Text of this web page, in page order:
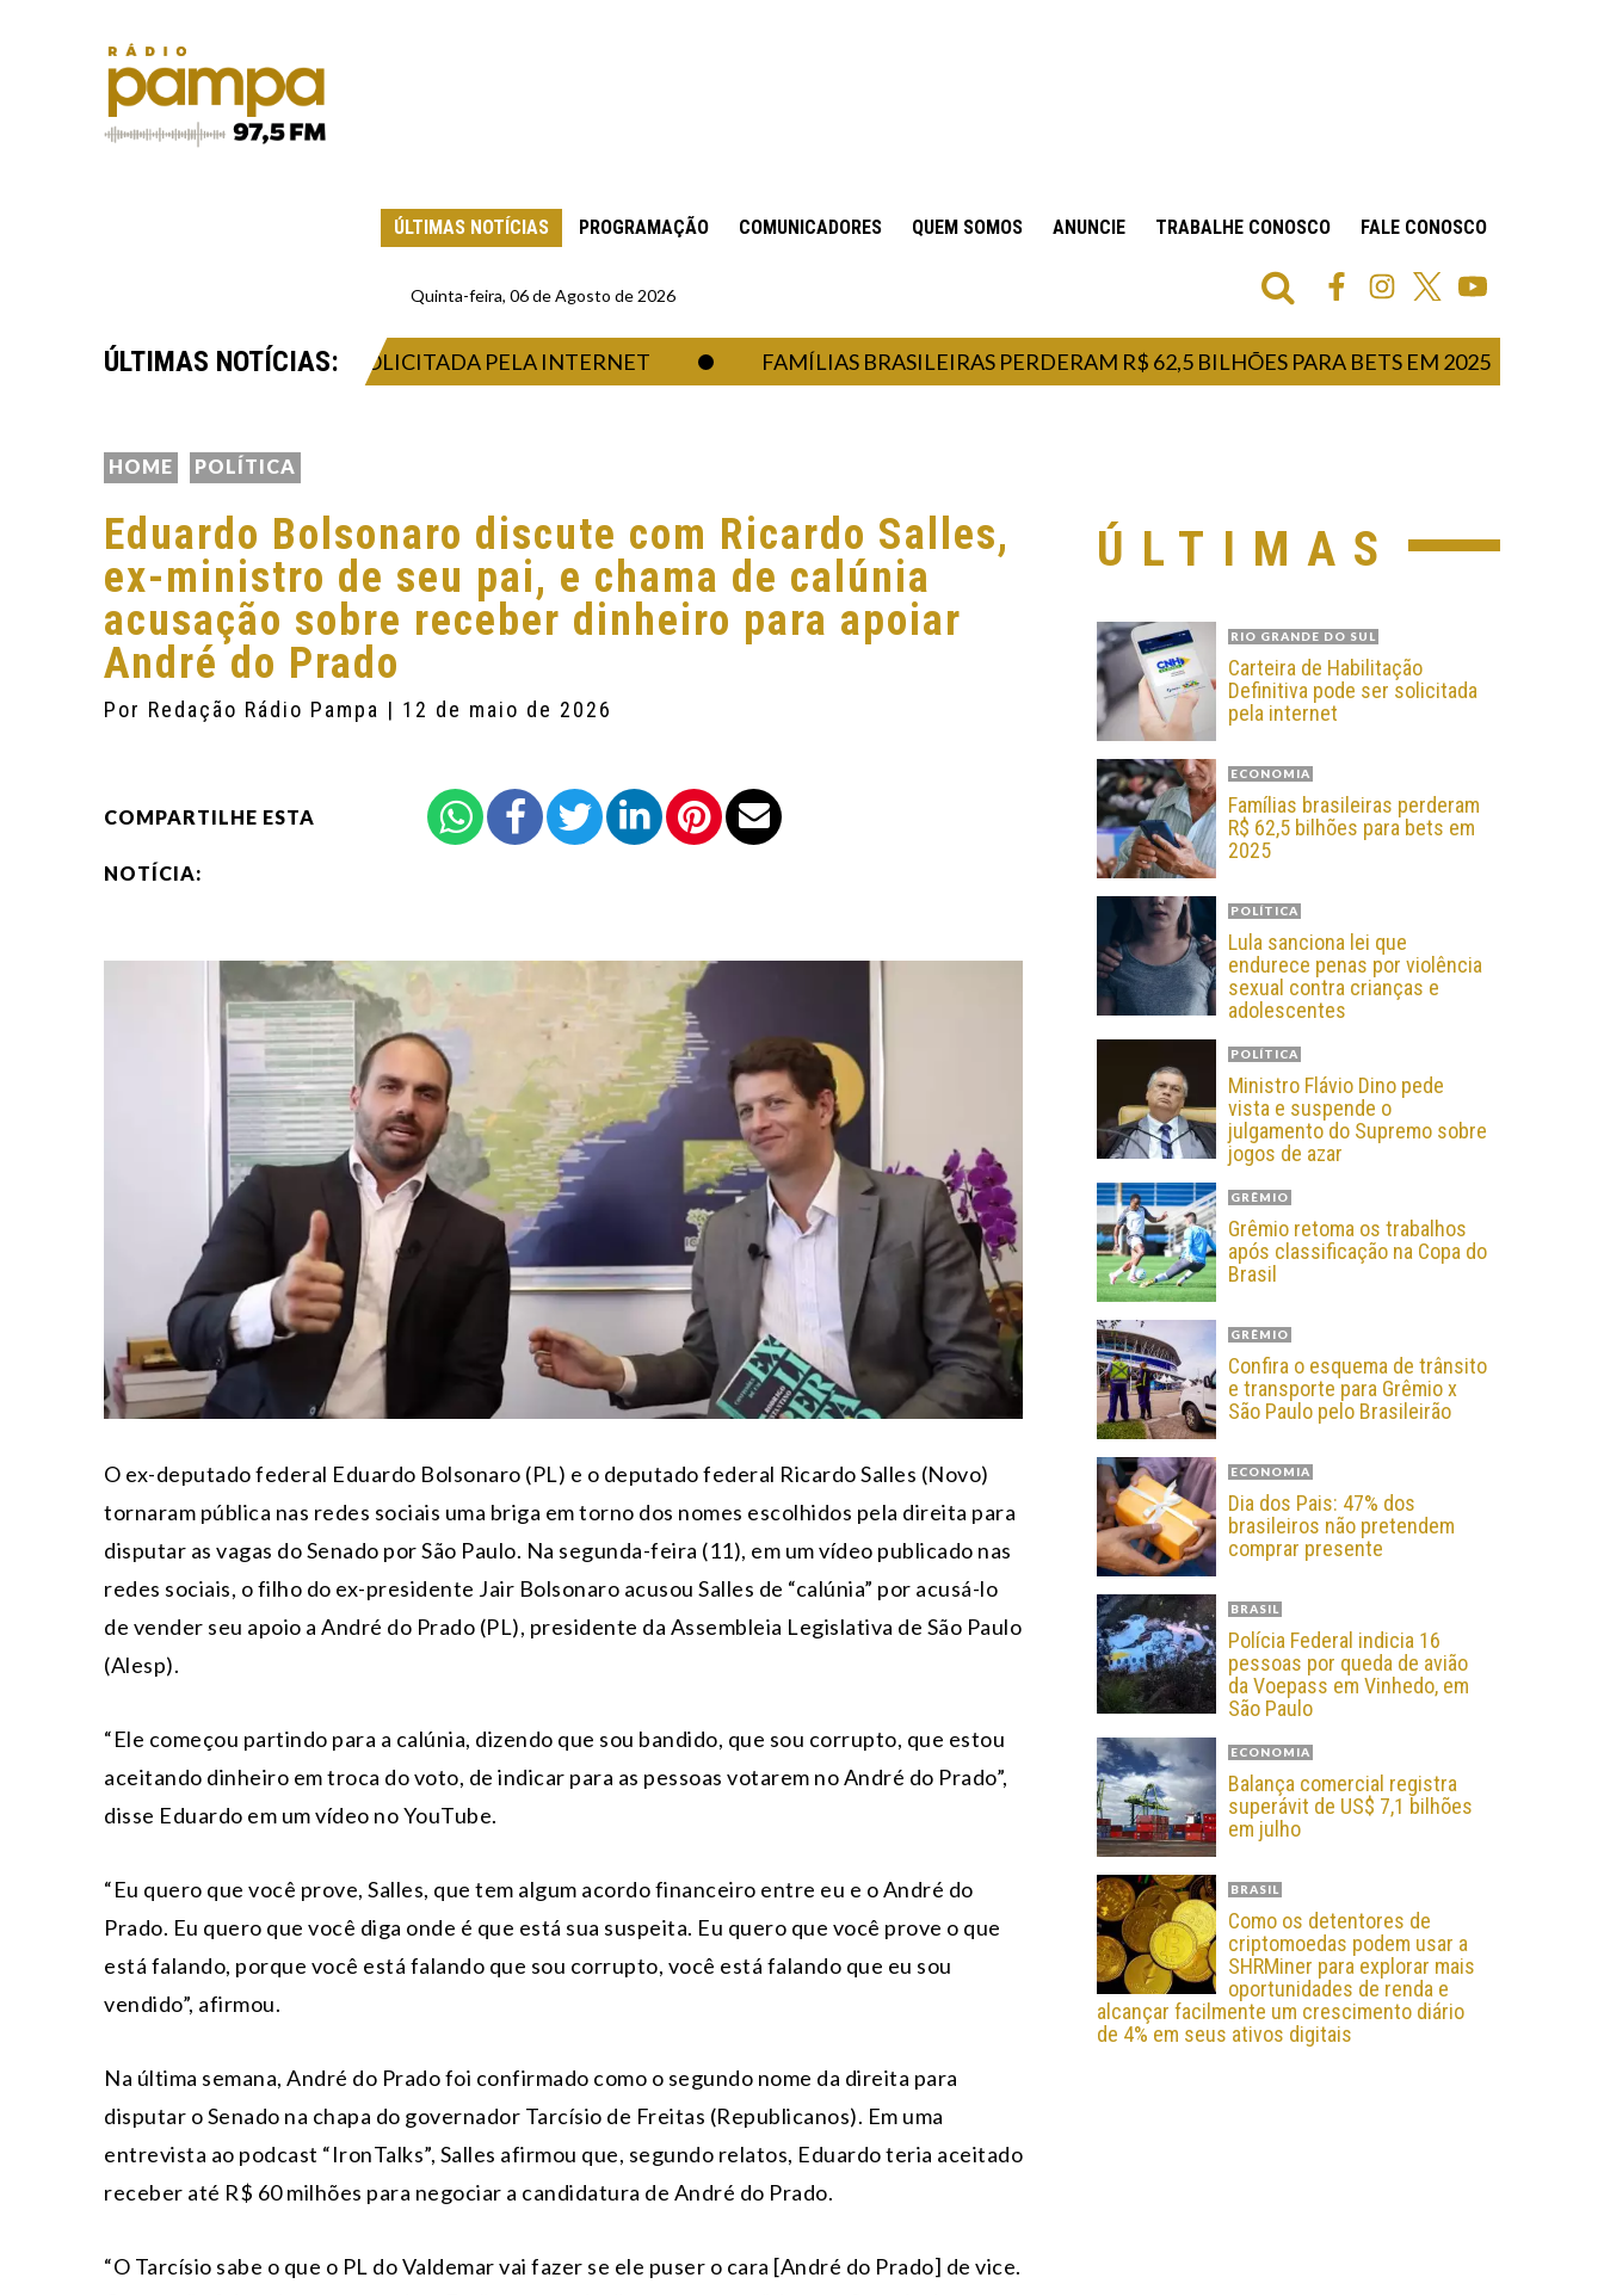
ÚLTIMAS NOTÍCIAS PROGRAMAÇÃO COMUNICADORES QUEM SOMOS ANUNCIE TRABALHE CONOSCO FALE CONOSCO
Quinta-feira, 06 de Agosto de 2026
ÚLTIMAS NOTÍCIAS:
DEFINITIVA PODE SER SOLICITADA PELA INTERNET FAMÍLIAS BRASILEIRAS PERDERAM R$ 62,5 BILHÕES PARA BETS EM 2025
HOME POLÍTICA
Eduardo Bolsonaro discute com Ricardo Salles,
ex-ministro de seu pai, e chama de calúnia
acusação sobre receber dinheiro para apoiar
André do Prado
Por Redação Rádio Pampa | 12 de maio de 2026
COMPARTILHE ESTA
NOTÍCIA:
O ex-deputado federal Eduardo Bolsonaro (PL) e o deputado federal Ricardo Salles (Novo)
tornaram pública nas redes sociais uma briga em torno dos nomes escolhidos pela direita para
disputar as vagas do Senado por São Paulo. Na segunda-feira (11), em um vídeo publicado nas
redes sociais, o filho do ex-presidente Jair Bolsonaro acusou Salles de “calúnia” por acusá-lo
de vender seu apoio a André do Prado (PL), presidente da Assembleia Legislativa de São Paulo
(Alesp).
“Ele começou partindo para a calúnia, dizendo que sou bandido, que sou corrupto, que estou
aceitando dinheiro em troca do voto, de indicar para as pessoas votarem no André do Prado”,
disse Eduardo em um vídeo no YouTube.
“Eu quero que você prove, Salles, que tem algum acordo financeiro entre eu e o André do
Prado. Eu quero que você diga onde é que está sua suspeita. Eu quero que você prove o que
está falando, porque você está falando que sou corrupto, você está falando que eu sou
vendido”, afirmou.
Na última semana, André do Prado foi confirmado como o segundo nome da direita para
disputar o Senado na chapa do governador Tarcísio de Freitas (Republicanos). Em uma
entrevista ao podcast “IronTalks”, Salles afirmou que, segundo relatos, Eduardo teria aceitado
receber até R$ 60 milhões para negociar a candidatura de André do Prado.
“O Tarcísio sabe o que o PL do Valdemar vai fazer se ele puser o cara [André do Prado] de vice.
ÚLTIMAS
RIO GRANDE DO SUL
Carteira de Habilitação
Definitiva pode ser solicitada
pela internet
ECONOMIA
Famílias brasileiras perderam
R$ 62,5 bilhões para bets em
2025
POLÍTICA
Lula sanciona lei que
endurece penas por violência
sexual contra crianças e
adolescentes
POLÍTICA
Ministro Flávio Dino pede
vista e suspende o
julgamento do Supremo sobre
jogos de azar
GRÊMIO
Grêmio retoma os trabalhos
após classificação na Copa do
Brasil
GRÊMIO
Confira o esquema de trânsito
e transporte para Grêmio x
São Paulo pelo Brasileirão
ECONOMIA
Dia dos Pais: 47% dos
brasileiros não pretendem
comprar presente
BRASIL
Polícia Federal indicia 16
pessoas por queda de avião
da Voepass em Vinhedo, em
São Paulo
ECONOMIA
Balança comercial registra
superávit de US$ 7,1 bilhões
em julho
BRASIL
Como os detentores de
criptomoedas podem usar a
SHRMiner para explorar mais
oportunidades de renda e
alcançar facilmente um crescimento diário
de 4% em seus ativos digitais